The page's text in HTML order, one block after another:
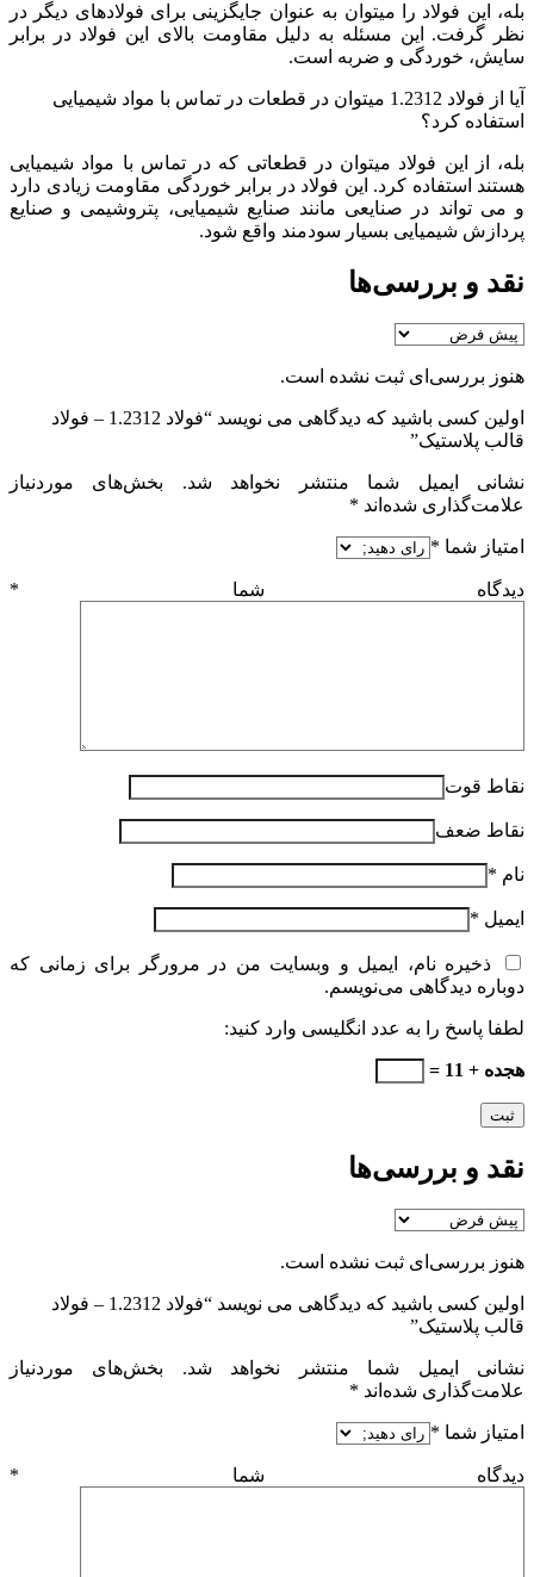
بله، این فولاد را میتوان به عنوان جایگزینی برای فولادهای دیگر در
نظر گرفت. این مسئله به دلیل مقاومت بالای این فولاد در برابر
سایش، خوردگی و ضربه است.
آیا از فولاد 1.2312 میتوان در قطعات در تماس با مواد شیمیایی
استفاده کرد؟
بله، از این فولاد میتوان در قطعاتی که در تماس با مواد شیمیایی
هستند استفاده کرد. این فولاد در برابر خوردگی مقاومت زیادی دارد
و می تواند در صنایعی مانند صنایع شیمیایی، پتروشیمی و صنایع
پردازش شیمیایی بسیار سودمند واقع شود.
نقد و بررسی‌ها
هنوز بررسی‌ای ثبت نشده است.
اولین کسی باشید که دیدگاهی می نویسد “فولاد 1.2312 – فولاد
قالب پلاستیک”
نشانی ایمیل شما منتشر نخواهد شد.
بخش‌های موردنیاز
علامت‌گذاری شده‌اند *
امتیاز شما *
دیدگاه شما *
نقاط قوت
نقاط ضعف
نام *
ایمیل *
ذخیره نام، ایمیل و وبسایت من در مرورگر برای زمانی که
دوباره دیدگاهی می‌نویسم.
لطفا پاسخ را به عدد انگلیسی وارد کنید:
هجده + 11 =
نقد و بررسی‌ها
هنوز بررسی‌ای ثبت نشده است.
اولین کسی باشید که دیدگاهی می نویسد “فولاد 1.2312 – فولاد
قالب پلاستیک”
نشانی ایمیل شما منتشر نخواهد شد.
بخش‌های موردنیاز
علامت‌گذاری شده‌اند *
امتیاز شما *
دیدگاه شما *